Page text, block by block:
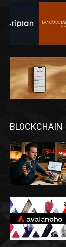
BLOCKCHAIN